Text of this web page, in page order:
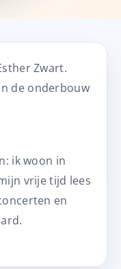
Zwart.
de onderbouw
ik woon in
vrije tijd lees
en